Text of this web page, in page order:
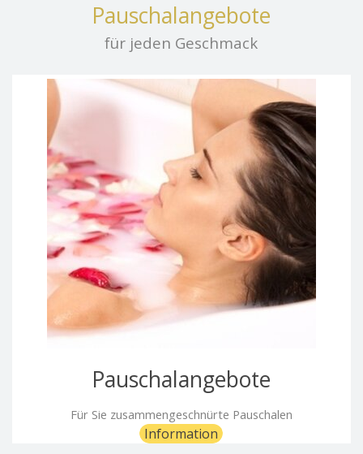
Pauschalangebote
für jeden Geschmack
Pauschalangebote
Für Sie zusammengeschnürte Pauschalen
Information